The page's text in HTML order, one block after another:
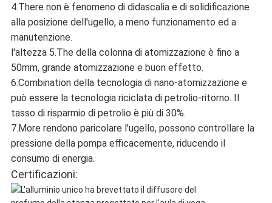
4.There non è fenomeno di didascalia e di solidificazione
alla posizione dell'ugello, a meno funzionamento ed a
manutenzione.
l'altezza 5.The della colonna di atomizzazione è fino a
50mm, grande atomizzazione e buon effetto.
6.Combination della tecnologia di nano-atomizzazione e
può essere la tecnologia riciclata di petrolio-ritorno. Il
tasso di risparmio di petrolio è più di 30%.
7.More rendono paricolare l'ugello, possono controllare la
pressione della pompa efficacemente, riducendo il
consumo di energia.
Certificazioni: